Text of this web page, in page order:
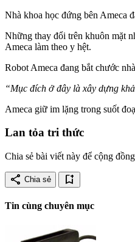
Nhà khoa học đứng bên Ameca
Những thay đổi trên khuôn mặt
Ameca làm theo y hệt.
Robot Ameca đang bắt chước
“Mục đích ở đây là xây dựng
Ameca giữ im lặng trong suốt
Lan tỏa tri thức
Chia sẻ bài viết này để cộng
share Chia sẻ bookmark_add
Tin cùng chuyên mục